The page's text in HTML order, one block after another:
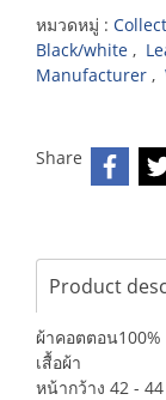
หมวดหมู่ :
Black/white ,
Manufacturer ,
Share
Product
ผ้าคอตตอน
เสื้อผ้า
หน้ากว้าง 42 -